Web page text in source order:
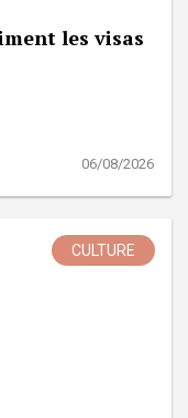
les visas
06/08/2026
CULTURE